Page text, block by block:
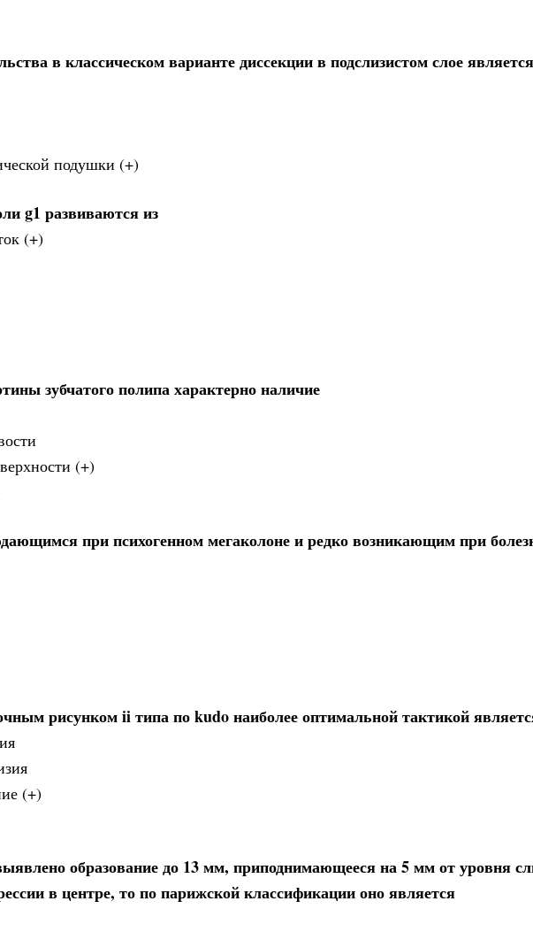
в классическом варианте диссекции в подслизистом слое является
подушки (+)
g1 развиваются из
(+)
зубчатого полипа характерно наличие
(+)
при психогенном мегаколоне и редко возникающим при
рисунком ii типа по kudo наиболее оптимальной тактикой
(+)
образование до 13 мм, приподнимающееся на 5 мм от уровня
в центре, то по парижской классификации оно является